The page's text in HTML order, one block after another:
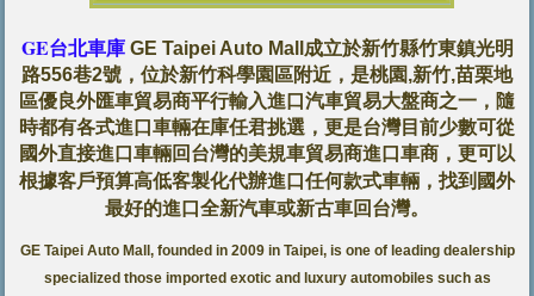
GE台北車庫GE Taipei Auto Mall成立於新竹縣竹東鎮光明
路556巷2號，位於新竹科學園區附近，是桃園,新竹,苗栗地
區優良外匯車貿易商平行輸入進口汽車貿易大盤商之一，隨
時都有各式進口車輛在庫任君挑選，更是台灣目前少數可從
國外直接進口車輛回台灣的美規車貿易商進口車商，更可以
根據客戶預算高低客製化代辦進口任何款式車輛，找到國外
最好的進口全新汽車或新古車回台灣。
GE Taipei Auto Mall, founded in 2009 in Taipei, is one of leading dealership
specialized those imported exotic and luxury automobiles such as